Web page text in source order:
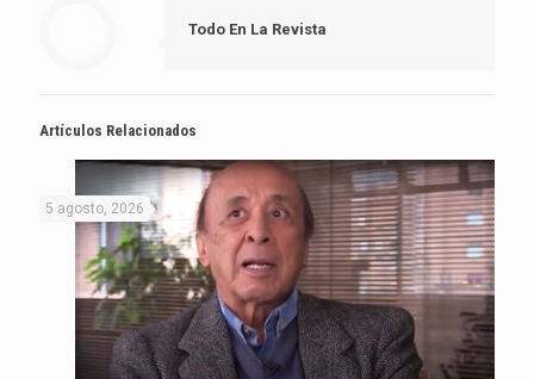
Todo En La Revista
Artículos Relacionados
5 agosto, 2026